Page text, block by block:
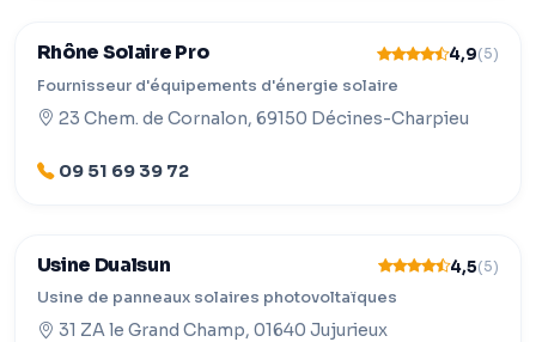
Rhône Solaire Pro 4,9(5)
Fournisseur d'équipements d'énergie solaire
23 Chem. de Cornalon, 69150 Décines-Charpieu
09 51 69 39 72
Usine Dualsun 4,5(5)
Usine de panneaux solaires photovoltaïques
31 ZA le Grand Champ, 01640 Jujurieux